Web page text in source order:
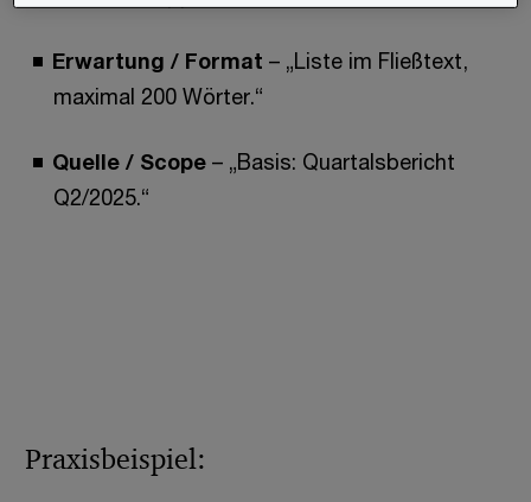
Erwartung / Format – „Liste im Fließtext,
maximal 200 Wörter.“
Quelle / Scope – „Basis: Quartalsbericht
Q2/2025.“
Praxisbeispiel: